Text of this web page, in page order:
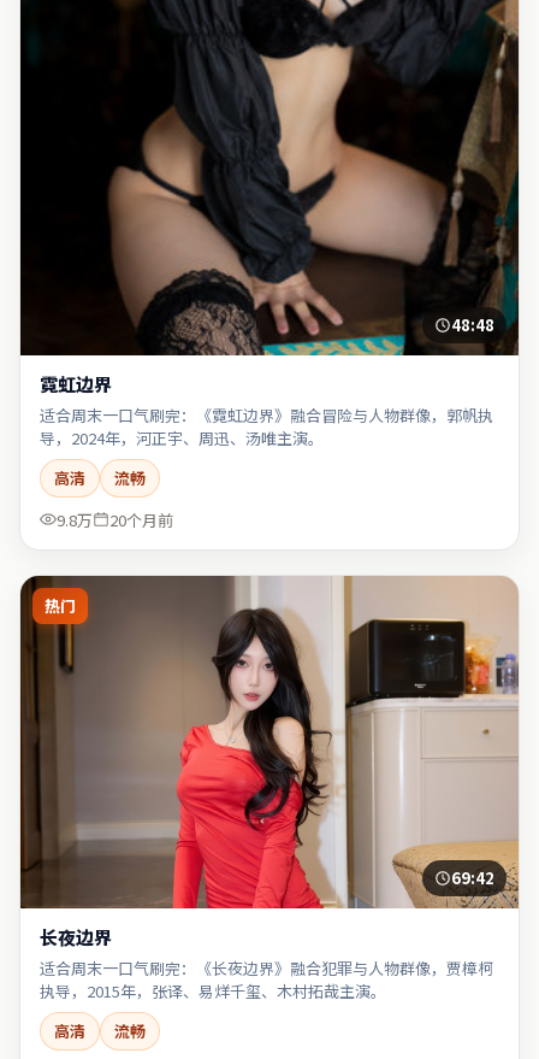
48:48
霓虹边界
适合周末一口气刷完：《霓虹边界》融合冒险与人物群像，郭帆执
导，2024年，河正宇、周迅、汤唯主演。
高清
流畅
9.8万
20个月前
热门
69:42
长夜边界
适合周末一口气刷完：《长夜边界》融合犯罪与人物群像，贾樟柯
执导，2015年，张译、易烊千玺、木村拓哉主演。
高清
流畅